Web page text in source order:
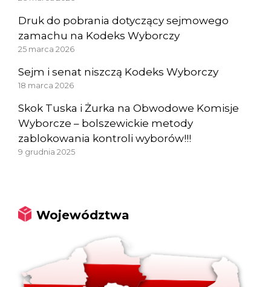
Druk do pobrania dotyczący sejmowego
zamachu na Kodeks Wyborczy
25 marca 2026
Sejm i senat niszczą Kodeks Wyborczy
18 marca 2026
Skok Tuska i Żurka na Obwodowe Komisje
Wyborcze – bolszewickie metody
zablokowania kontroli wyborów!!!
9 grudnia 2025
Województwa